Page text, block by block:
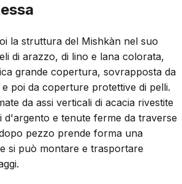
la struttura del Mishkàn nel suo
di arazzo, di lino e lana colorata,
grande copertura, sovrapposta da
poi da coperture protettive di pelli.
da assi verticali di acacia rivestite
d'argento e tenute ferme da traverse
pezzo prende forma una
si può montare e trasportare